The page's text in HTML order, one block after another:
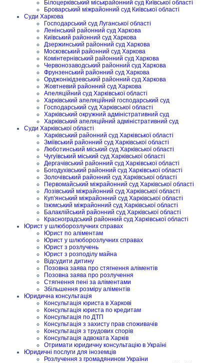
Білоцерківський міськрайонний суд Київської області
Броварський міжрайонний суд Київської області
Суди Харкова
Господарський суд Луганської області
Ленінський районний суд Харкова
Київський районний суд Харкова
Дзержинський районний суд Харкова
Московський районний суд Харкова
Комінтернівський районний суд Харкова
Червонозаводський районний суд Харкова
Фрунзенський районний суд Харкова
Орджонікідзевський районний суд Харкова
Жовтневий районний суд Харкова
Апеляційний суд Харківської області
Харківський апеляційний господарський суд
Господарський суд Харківської області
Харківський окружний адміністративний суд
Харківський апеляційний адміністративний суд
Суди Харківської області
Харківський районний суд Харківської області
Зміївський районний суд Харківської області
Люботинський міський суд Харківської області
Чугуївський міський суд Харківської області
Дергачівський районний суд Харківської області
Богодухівський районний суд Харківської області
Золочівський районний суд Харківської області
Первомайський міжрайонний суд Харківської області
Лозівський міжрайонний суд Харківської області
Куп'янський міжрайонний суд Харківської області
Ізюмський міжрайонний суд Харківської області
Балаклійський районний суд Харківської області
Красноградський районний суд Харківської області
Юрист у шлюборозлучних справах
Юрист по аліментам
Юрист у шлюборозлучних справах
Юрист з розлучень
Юрист з розподілу майна
Відсудити дитину
Позовна заява про стягнення аліментів
Позовна заява про розлучення
Стягнення пені за аліментами
Збільшення розміру аліментів
Юридична консультація
Консультація юриста в Харкові
Консультація юриста по кредитам
Консультація по ДТП
Консультація з захисту прав споживачів
Консультація з трудових спорів
Консультація адвоката Харків
Отримати юридичну консультацію в Україні
Юридичні послуги для іноземців
Розлучення з громадянином України